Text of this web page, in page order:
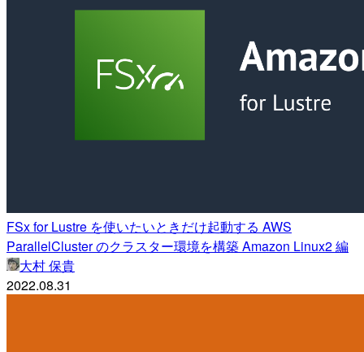
FSx for Lustre を使いたいときだけ起動する AWS
ParallelCluster のクラスター環境を構築 Amazon Linux2 編
大村 保貴
2022.08.31